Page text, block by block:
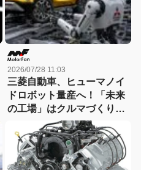
2026/07/28 11:03
三菱自動車、ヒューマノイ
ドロボット量産へ！「未来
の工場」はクルマづくりを
どう変えるのか